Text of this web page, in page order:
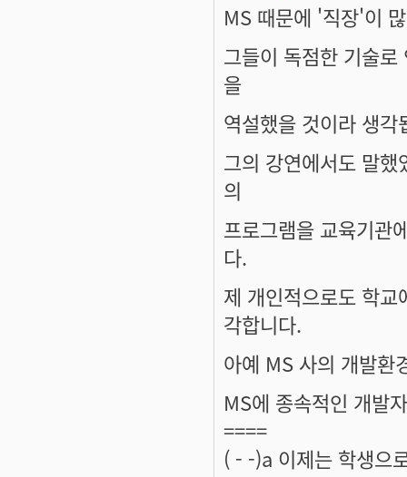
MS 때문에 '직장'이
그들이 독점한 기술
을
역설했을 것이라 생각
그의 강연에서도 말
의
프로그램을 교육기관
다.
제 개인적으로도 학
각합니다.
아예 MS 사의 개발환
MS에 종속적인 개발
====
( - -)a 이제는 학생으